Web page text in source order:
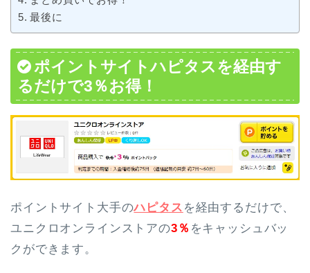
最後に
ポイントサイトハピタスを経由す
るだけで3％お得！
ポイントサイト大手のハピタス を経由するだけで、
ユニクロオンラインストアの3％ をキャッシュバッ
クができます。